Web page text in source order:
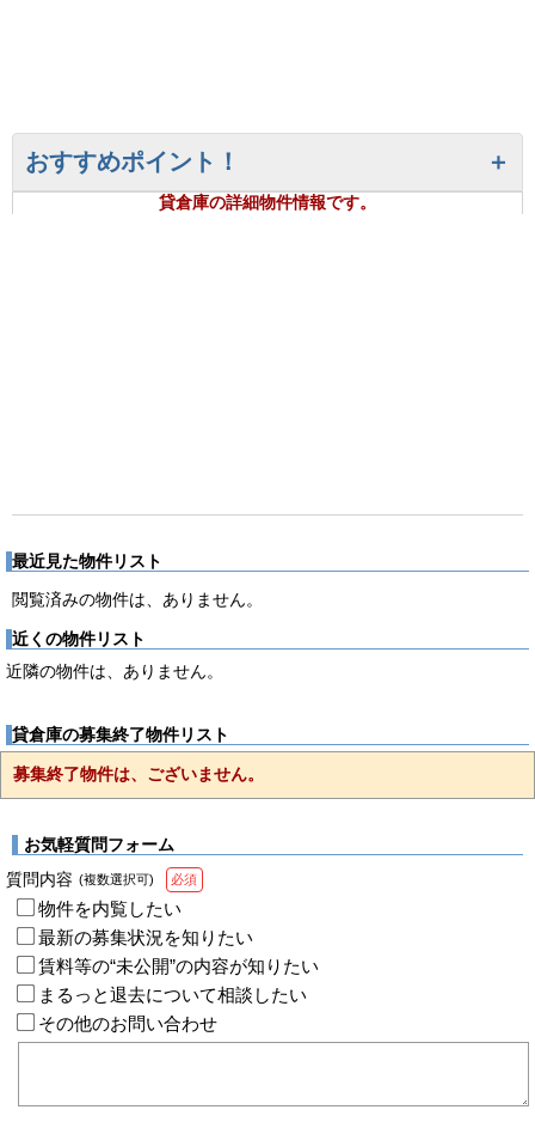
おすすめポイント！
貸倉庫の詳細物件情報です。
最近見た物件リスト
閲覧済みの物件は、ありません。
近くの物件リスト
近隣の物件は、ありません。
貸倉庫の募集終了物件リスト
募集終了物件は、ございません。
お気軽質問フォーム
質問内容 (複数選択可) 必須
物件を内覧したい
最新の募集状況を知りたい
賃料等の“未公開”の内容が知りたい
まるっと退去について相談したい
その他のお問い合わせ